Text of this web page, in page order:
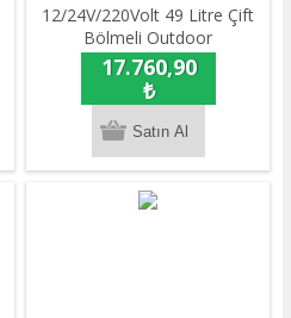
12/24V/220Volt 49 Litre Çift
Bölmeli Outdoor
Kompresörlü Bluetooth
Bağlantılı Oto Buzdolabı
17.760,90
₺